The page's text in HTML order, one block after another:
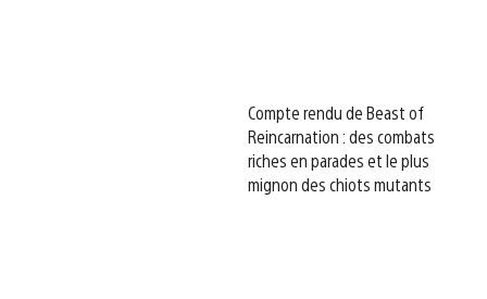
Compte rendu de Beast of
Reincarnation : des combats
riches en parades et le plus
mignon des chiots mutants